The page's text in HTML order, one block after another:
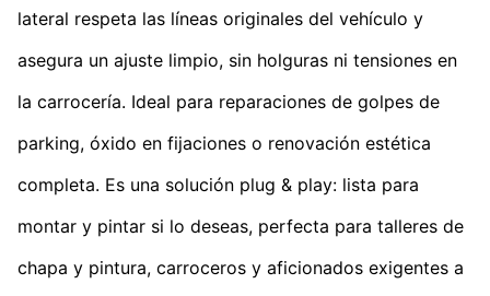
lateral respeta las líneas originales del vehículo y
asegura un ajuste limpio, sin holguras ni tensiones en
la carrocería. Ideal para reparaciones de golpes de
parking, óxido en fijaciones o renovación estética
completa. Es una solución plug & play: lista para
montar y pintar si lo deseas, perfecta para talleres de
chapa y pintura, carroceros y aficionados exigentes a